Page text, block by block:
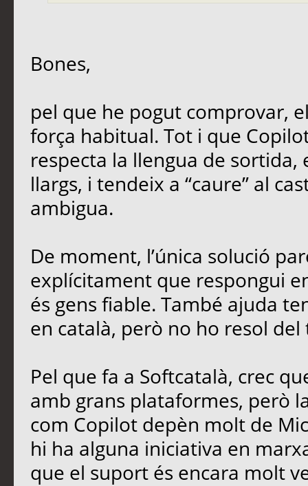
Bones,
pel que he pogut comprovar,
força habitual. Tot i que
respecta la llengua de
llargs, i tendeix a “caure” al
ambigua.
De moment, l’única solució
explícitament que respongui
és gens fiable. També ajuda
en català, però no ho resol del
Pel que fa a Softcatalà, crec
amb grans plataformes, però
com Copilot depèn molt de
hi ha alguna iniciativa en
que el suport és encara molt